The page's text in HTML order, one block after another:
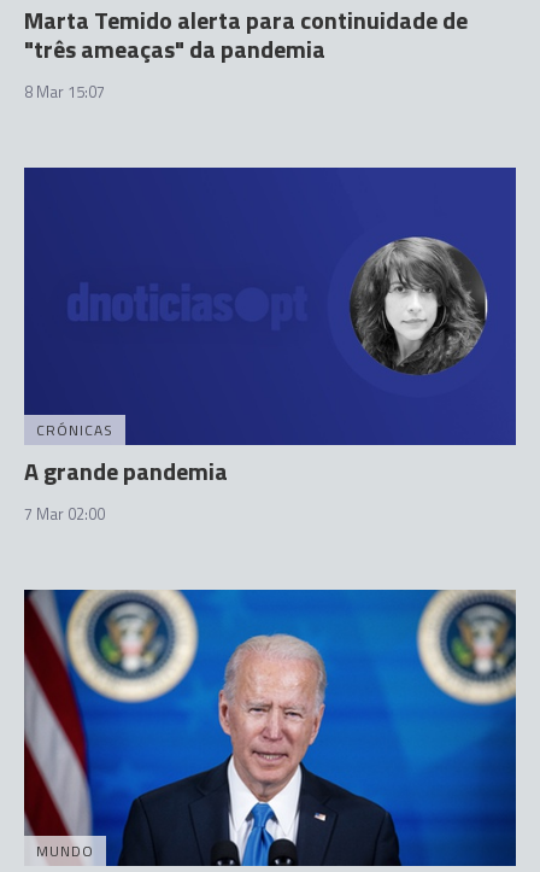
Marta Temido alerta para continuidade de
"três ameaças" da pandemia
8 Mar 15:07
CRÓNICAS
A grande pandemia
7 Mar 02:00
MUNDO